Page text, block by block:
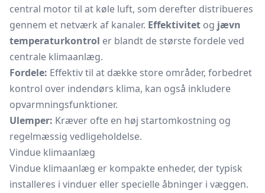
central motor til at køle luft, som derefter distribueres
gennem et netværk af kanaler. Effektivitet og jævn
temperaturkontrol er blandt de største fordele ved
centrale klimaanlæg.
Fordele: Effektiv til at dække store områder, forbedret
kontrol over indendørs klima, kan også inkludere
opvarmningsfunktioner.
Ulemper: Kræver ofte en høj startomkostning og
regelmæssig vedligeholdelse.
Vindue klimaanlæg
Vindue klimaanlæg er kompakte enheder, der typisk
installeres i vinduer eller specielle åbninger i væggen.